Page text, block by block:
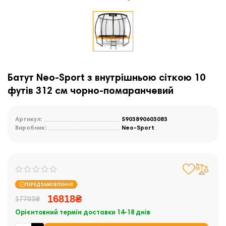
Батут Neo-Sport з внутрішньою сіткою 10
футів 312 см чорно-помаранчевий
Артикул:
5903890603083
Виробник:
Neo-Sport
ПЕРЕДЗАМОВЛЕННЯ
17703₴ 16818₴
Орієнтовний термін доставки 14-18 днів